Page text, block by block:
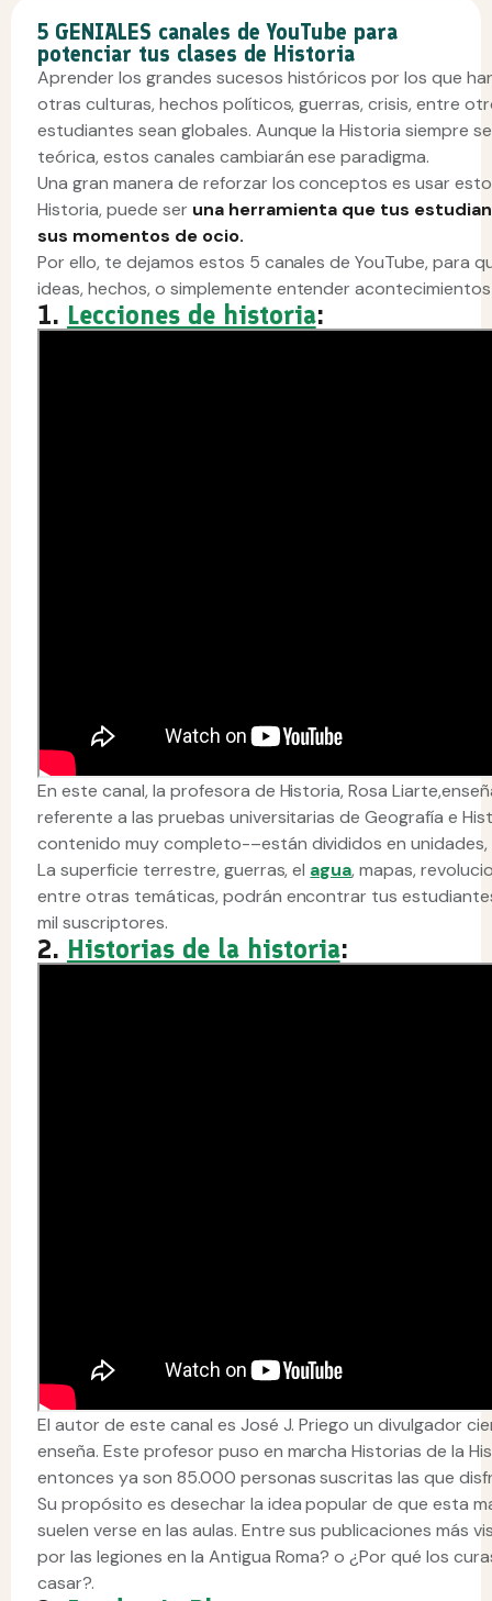
5 GENIALES canales de YouTube para
potenciar tus clases de Historia
Aprender los grandes sucesos históricos por los que
otras culturas, hechos políticos, guerras, crisis, entre
estudiantes sean globales. Aunque la Historia siempre
teórica, estos canales cambiarán ese paradigma.
Una gran manera de reforzar los conceptos es usar
Historia, puede ser una herramienta que tus
sus momentos de ocio.
Por ello, te dejamos estos 5 canales de YouTube, para
ideas, hechos, o simplemente entender
1. Lecciones de historia:
En este canal, la profesora de Historia, Rosa
referente a las pruebas universitarias de Geografía e
contenido muy completo-–están divididos en
La superficie terrestre, guerras, el agua, mapas,
entre otras temáticas, podrán encontrar tus
mil suscriptores.
2. Historias de la historia:
El autor de este canal es José J. Priego un divulgador
enseña. Este profesor puso en marcha Historias de la
entonces ya son 85.000 personas suscritas las que
Su propósito es desechar la idea popular de que esta
suelen verse en las aulas. Entre sus publicaciones más
por las legiones en la Antigua Roma? o ¿Por qué los
casar?.